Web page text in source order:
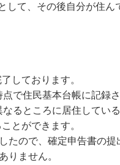
して、その後自分が住
しております。
で住民基本台帳に記録
るところに居住してい
とができます。
たので、確定申告書の
りません。